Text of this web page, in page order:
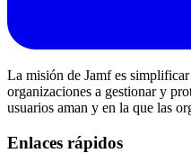
La misión de Jamf es
organizaciones a gestionar y
usuarios aman y en la que las
Enlaces rápidos